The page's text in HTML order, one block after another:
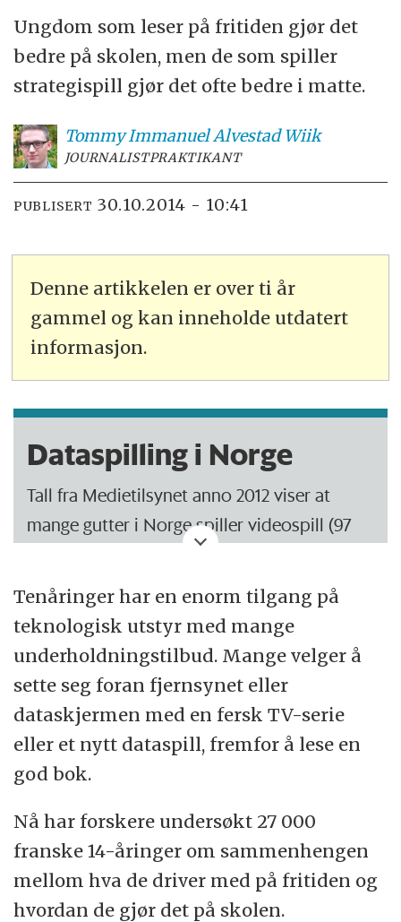
Ungdom som leser på fritiden gjør det
bedre på skolen, men de som spiller
strategispill gjør det ofte bedre i matte.
Tommy Immanuel Alvestad Wiik
JOURNALISTPRAKTIKANT
PUBLISERT 30.10.2014 - 10:41
Denne artikkelen er over ti år
gammel og kan inneholde utdatert
informasjon.
Dataspilling i Norge
Tall fra Medietilsynet anno 2012 viser at
mange gutter i Norge spiller videospill (97
Tall fra 2014 viser at 45 prosent av norske
tenåringer spiller dataspill hver dag. Det
samme gjelder 30 prosent hos norske jenter,
også i alder 9-16 år.
Tenåringer har en enorm tilgang på
teknologisk utstyr med mange
underholdningstilbud. Mange velger å
sette seg foran fjernsynet eller
dataskjermen med en fersk TV-serie
eller et nytt dataspill, fremfor å lese en
god bok.
Nå har forskere undersøkt 27 000
franske 14-åringer om sammenhengen
mellom hva de driver med på fritiden og
hvordan de gjør det på skolen.